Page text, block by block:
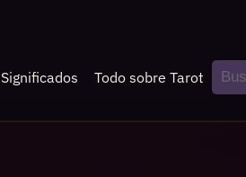
Significados Todo sobre Tarot